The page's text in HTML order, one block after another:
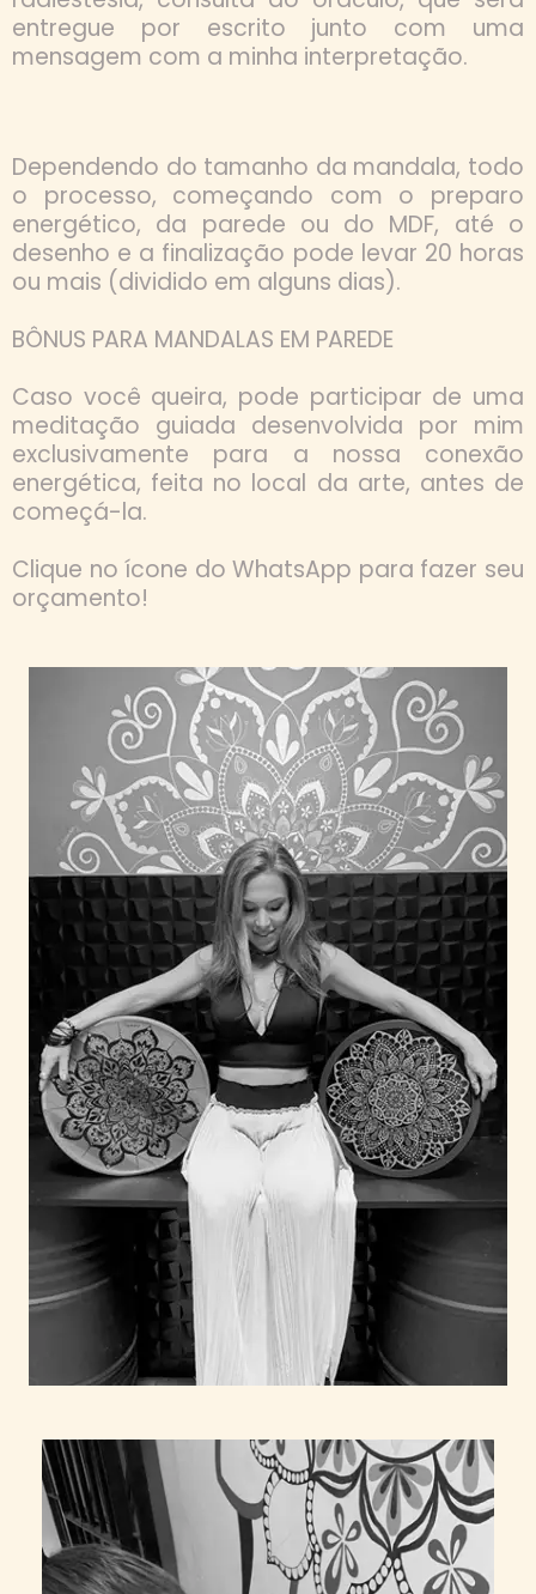
entregue por escrito junto com uma
mensagem com a minha interpretação.
Dependendo do tamanho da mandala, todo
o processo, começando com o preparo
energético, da parede ou do MDF, até o
desenho e a finalização pode levar 20 horas
ou mais (dividido em alguns dias).
BÔNUS PARA MANDALAS EM PAREDE
Caso você queira, pode participar de uma
meditação guiada desenvolvida por mim
exclusivamente para a nossa conexão
energética, feita no local da arte, antes de
começá-la.
Clique no ícone do WhatsApp para fazer seu
orçamento!